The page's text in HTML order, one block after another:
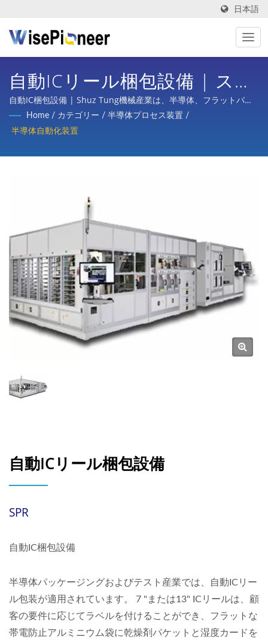
日本語
自動ICリール梱包設備 | スマ
ートマシンの役割：自動化シ
ステムにおけるスマート機器
の重要性。
自動IC梱包設備 | Shuz Tung機械産業は、半導体、フラットパネ
ルディスプレイプロセス、プリント基板、インテリジェント医療
画像、自転車のターンキープランニング、自動車、スクーター、
な信頼と支持を得ています。
Home / カテゴリー / 半導体プロセス装置 /
半導体自動化装置
自動ICリール梱包設備
SPR
自動IC梱包設備
半導体パッケージングおよびテスト産業では、自動ICリー
ル包装が適用されています。 7 "または13" ICリールは、顧
客の要件に応じてラベルを付けることができ、フラットな
帯電防止アルミニウム袋に乾燥剤パケットと湿度カードを